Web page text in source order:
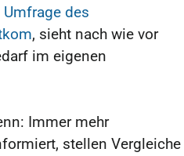
Umfrage des
, sieht nach wie vor
im eigenen
Immer mehr
stellen Vergleiche